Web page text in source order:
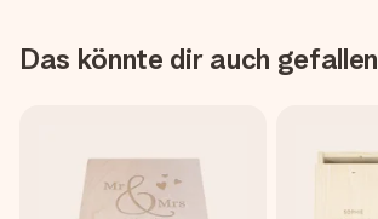
Das könnte dir auch gefallen